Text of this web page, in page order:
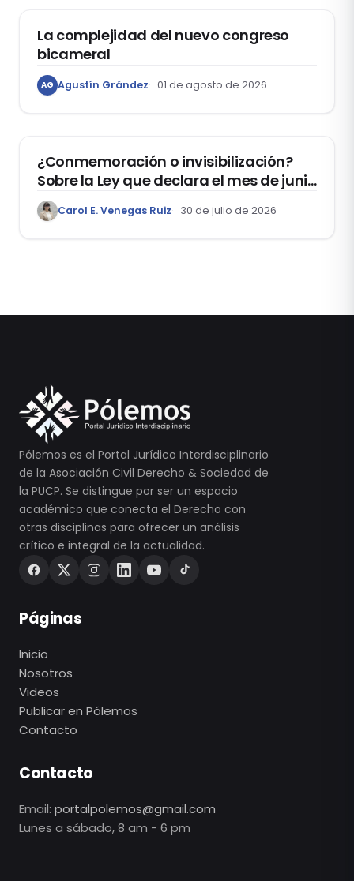
La complejidad del nuevo congreso
bicameral
AG Agustín Grández 01 de agosto de 2026
¿Conmemoración o invisibilización?
Sobre la Ley que declara el mes de junio
como el “Mes de la Vida y la Familia”
Carol E. Venegas Ruiz 30 de julio de 2026
Pólemos es el Portal Jurídico Interdisciplinario
de la Asociación Civil Derecho & Sociedad de
la PUCP. Se distingue por ser un espacio
académico que conecta el Derecho con
otras disciplinas para ofrecer un análisis
crítico e integral de la actualidad.
Páginas
Inicio
Nosotros
Videos
Publicar en Pólemos
Contacto
Contacto
Email: portalpolemos@gmail.com
Lunes a sábado, 8 am - 6 pm